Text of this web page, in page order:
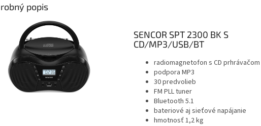
popis
SENCOR SPT 2300 BK S
CD/MP3/USB/BT
radiomagnetofon s CD prhrávačom
podpora MP3
30 predvolieb
FM PLL tuner
Bluetooth 5.1
bateriové aj sieťové napájanie
hmotnosť 1,2 kg